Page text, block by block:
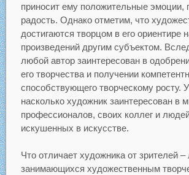
приносит ему положительные эмоции,
радость. Однако отметим, что
достигаются творцом в его ориентире
произведений другим субъектом.
любой автор заинтересован в
его творчества и получении
способствующего творческому росту.
насколько художник заинтересован в
профессионалов, своих коллег и
искушенных в искусстве.
Что отличает художника от зрителей
занимающихся художественным